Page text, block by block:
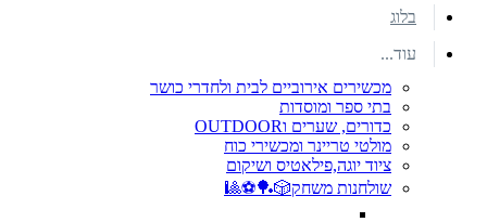
בלוג
עוד...
מכשירים אירוביים לבית ולחדרי כושר
בתי ספר ומוסדות
כדורים, שערים וOUTDOOR
מולטי טריינר ומכשירי כוח
ציוד יוגה,פילאטיס ושיקום
שולחנות משחק🎲🏓⚽🎱